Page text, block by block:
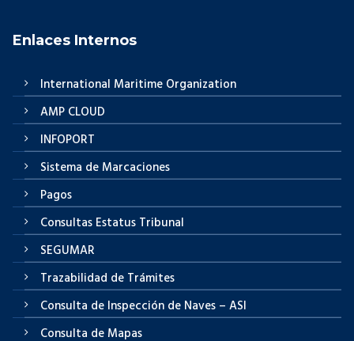
Enlaces Internos
International Maritime Organization
AMP CLOUD
INFOPORT
Sistema de Marcaciones
Pagos
Consultas Estatus Tribunal
SEGUMAR
Trazabilidad de Trámites
Consulta de Inspección de Naves – ASI
Consulta de Mapas